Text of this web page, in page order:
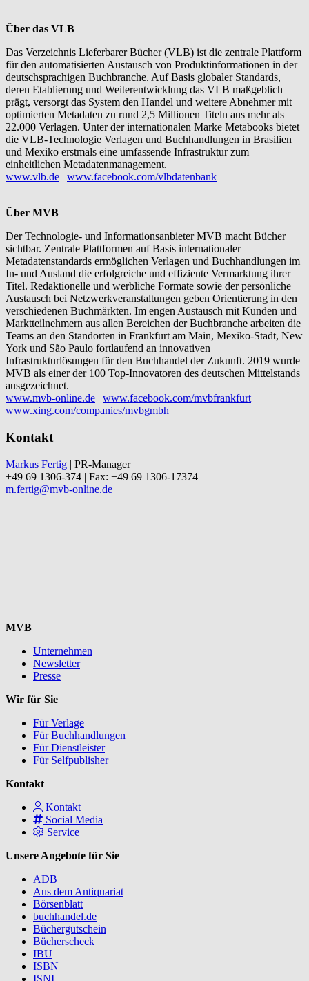
Über das VLB
Das Verzeichnis Lieferbarer Bücher (VLB) ist die zentrale Plattform
für den automatisierten Austausch von Produktinformationen in der
deutschsprachigen Buchbranche. Auf Basis globaler Standards,
deren Etablierung und Weiterentwicklung das VLB maßgeblich
prägt, versorgt das System den Handel und weitere Abnehmer mit
optimierten Metadaten zu rund 2,5 Millionen Titeln aus mehr als
22.000 Verlagen. Unter der internationalen Marke Metabooks bietet
die VLB-Technologie Verlagen und Buchhandlungen in Brasilien
und Mexiko erstmals eine umfassende Infrastruktur zum
einheitlichen Metadatenmanagement.
www.vlb.de | www.facebook.com/vlbdatenbank
Über MVB
Der Technologie- und Informationsanbieter MVB macht Bücher
sichtbar. Zentrale Plattformen auf Basis internationaler
Metadatenstandards ermöglichen Verlagen und Buchhandlungen im
In- und Ausland die erfolgreiche und effiziente Vermarktung ihrer
Titel. Redaktionelle und werbliche Formate sowie der persönliche
Austausch bei Netzwerkveranstaltungen geben Orientierung in den
verschiedenen Buchmärkten. Im engen Austausch mit Kunden und
Marktteilnehmern aus allen Bereichen der Buchbranche arbeiten die
Teams an den Standorten in Frankfurt am Main, Mexiko-Stadt, New
York und São Paulo fortlaufend an innovativen
Infrastrukturlösungen für den Buchhandel der Zukunft. 2019 wurde
MVB als einer der 100 Top-Innovatoren des deutschen Mittelstands
ausgezeichnet.
www.mvb-online.de | www.facebook.com/mvbfrankfurt |
www.xing.com/companies/mvbgmbh
Kontakt
Markus Fertig | PR-Manager
+49 69 1306-374 | Fax: +49 69 1306-17374
m.fertig@mvb-online.de
MVB
Unternehmen
Newsletter
Presse
Wir für Sie
Für Verlage
Für Buchhandlungen
Für Dienstleister
Für Selfpublisher
Kontakt
Kontakt
Social Media
Service
Unsere Angebote für Sie
ADB
Aus dem Antiquariat
Börsenblatt
buchhandel.de
Büchergutschein
Bücherscheck
IBU
ISBN
ISNI